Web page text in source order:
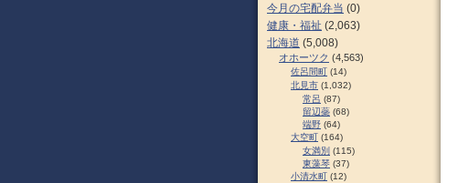
今月の宅配弁当 (0)
健康・福祉 (2,063)
北海道 (5,008)
オホーツク (4,563)
佐呂間町 (14)
北見市 (1,032)
常呂 (87)
留辺蘂 (68)
端野 (64)
大空町 (164)
女満別 (115)
東藻琴 (37)
小清水町 (12)